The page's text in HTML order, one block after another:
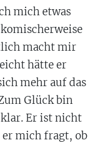
mich etwas
macht mir
hätte er
mehr auf das
Glück bin
Er ist nicht
mich fragt, ob